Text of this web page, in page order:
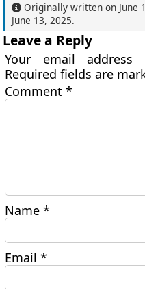
Originally written on June
June 13, 2025.
Leave a Reply
Your email
Required fields are
Comment*
Name*
Email*